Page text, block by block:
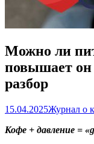
Можно ли
повышает
разбор
15.04.2025Журнал о
Кофе + давление =